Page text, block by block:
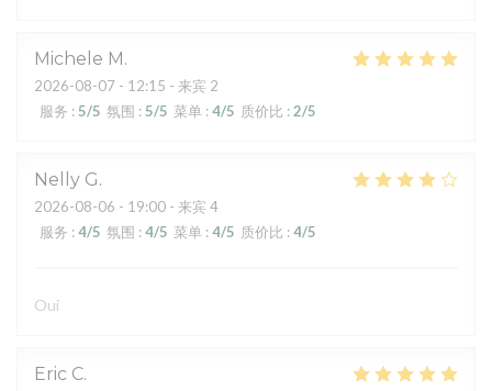
Michele M
2026-08-07 - 12:15 - 来宾 2
服务 : 5/5 氛围 : 5/5 菜单 : 4/5 质价比 : 2/5
Nelly G
2026-08-06 - 19:00 - 来宾 4
服务 : 4/5 氛围 : 4/5 菜单 : 4/5 质价比 : 4/5
Oui
Eric C